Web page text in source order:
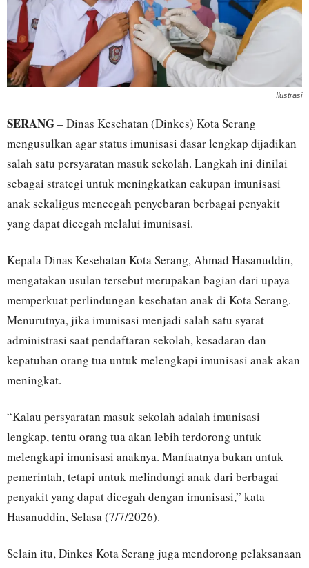
Ilustrasi
SERANG– Dinas Kesehatan (Dinkes) Kota Serang
mengusulkan agar status imunisasi dasar lengkap dijadikan
salah satu persyaratan masuk sekolah. Langkah ini dinilai
sebagai strategi untuk meningkatkan cakupan imunisasi
anak sekaligus mencegah penyebaran berbagai penyakit
yang dapat dicegah melalui imunisasi.
Kepala Dinas Kesehatan Kota Serang, Ahmad Hasanuddin,
mengatakan usulan tersebut merupakan bagian dari upaya
memperkuat perlindungan kesehatan anak di Kota Serang.
Menurutnya, jika imunisasi menjadi salah satu syarat
administrasi saat pendaftaran sekolah, kesadaran dan
kepatuhan orang tua untuk melengkapi imunisasi anak akan
meningkat.
“Kalau persyaratan masuk sekolah adalah imunisasi
lengkap, tentu orang tua akan lebih terdorong untuk
melengkapi imunisasi anaknya. Manfaatnya bukan untuk
pemerintah, tetapi untuk melindungi anak dari berbagai
penyakit yang dapat dicegah dengan imunisasi,” kata
Hasanuddin, Selasa (7/7/2026).
Selain itu, Dinkes Kota Serang juga mendorong pelaksanaan